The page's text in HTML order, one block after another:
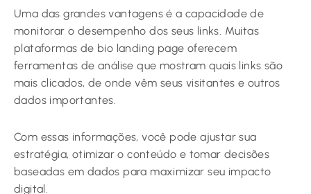
Uma das grandes vantagens é a capacidade de
monitorar o desempenho dos seus links. Muitas
plataformas de bio landing page oferecem
ferramentas de análise que mostram quais links são
mais clicados, de onde vêm seus visitantes e outros
dados importantes.
Com essas informações, você pode ajustar sua
estratégia, otimizar o conteúdo e tomar decisões
baseadas em dados para maximizar seu impacto
digital.